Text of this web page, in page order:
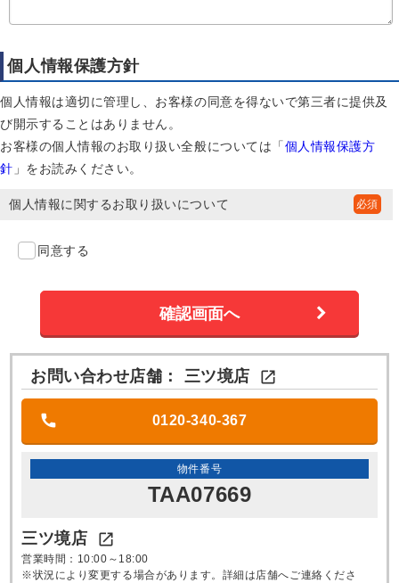
個人情報保護方針
個人情報は適切に管理し、お客様の同意を得ないで第三者に提供及
び開示することはありません。
お客様の個人情報のお取り扱い全般については「個人情報保護方
針 」をお読みください。
個人情報に関するお取り扱いについて
同意する
お問い合わせ店舗： 三ツ境店 
0120-340-367
物件番号
TAA07669
三ツ境店 
営業時間：10:00～18:00
※状況により変更する場合があります。詳細は店舗へご連絡くださ